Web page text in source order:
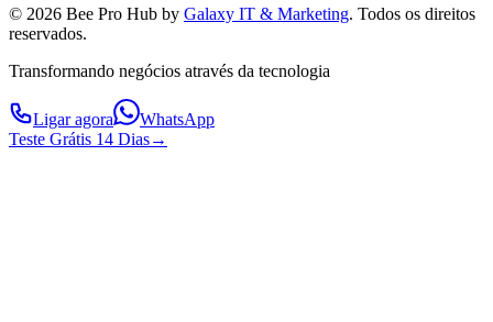
© 2026 Bee Pro Hub by Galaxy IT & Marketing. Todos os direitos
reservados.
Transformando negócios através da tecnologia
Ligar agora
WhatsApp
Teste Grátis 14 Dias→